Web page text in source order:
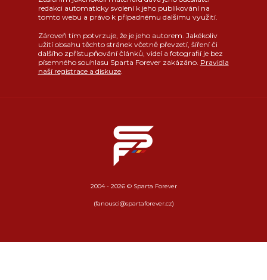
redakci automaticky svolení k jeho publikování na
tomto webu a právo k případnému dalšímu využití.
Zároveň tím potvrzuje, že je jeho autorem. Jakékoliv
užití obsahu těchto stránek včetně převzetí, šíření či
dalšího zpřístupňování článků, videí a fotografií je bez
písemného souhlasu Sparta Forever zakázáno. Pravidla
naší registrace a diskuze.
2004 - 2026 © Sparta Forever
(fanousci@spartaforever.cz)